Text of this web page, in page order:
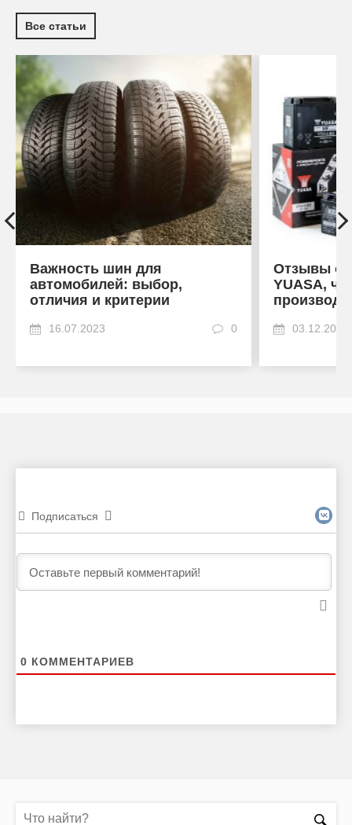
Все статьи
Важность шин для
автомобилей: выбор,
отличия и критерии
16.07.2023 0
Отзывы об
YUASA,
03.12.2022
Подписаться
0 КОММЕНТАРИЕВ